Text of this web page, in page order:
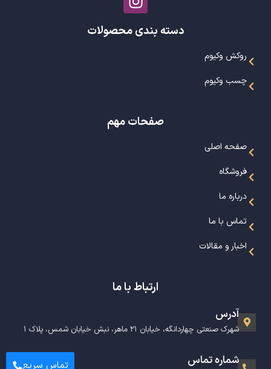
دسته بندی محصولات
روکش وکیوم
چسب وکیوم
صفحات مهم
صفحه اصلی
فروشگاه
درباره ما
تماس با ما
اخبار و مقالات
ارتباط با ما
آدرس
شهرک صنعتی چهاردانگه، خیابان ۲۱ ماهر، نبش خیابان شمس، پلاک ۱
شماره تماس تماس سریع